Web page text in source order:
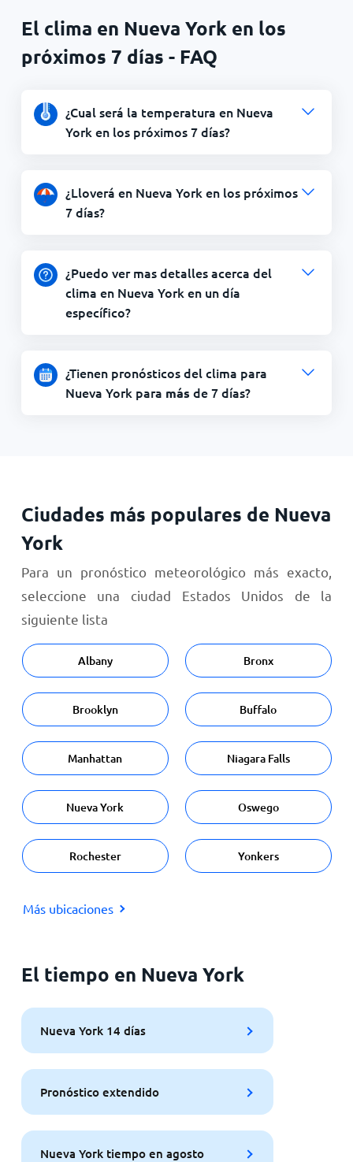
El clima en Nueva York en los
próximos 7 días - FAQ
¿Cual será la temperatura en Nueva
York en los próximos 7 días?
¿Lloverá en Nueva York en los próximos
7 días?
¿Puedo ver mas detalles acerca del
clima en Nueva York en un día
específico?
¿Tienen pronósticos del clima para
Nueva York para más de 7 días?
Ciudades más populares de Nueva
York
Para un pronóstico meteorológico más exacto,
seleccione una ciudad Estados Unidos de la
siguiente lista
Albany Bronx
Brooklyn Buffalo
Manhattan Niagara Falls
Nueva York Oswego
Rochester Yonkers
Más ubicaciones
El tiempo en Nueva York
Nueva York 14 días
Pronóstico extendido
Nueva York tiempo en agosto